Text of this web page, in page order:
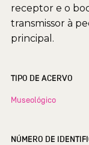
receptor e o
transmissor à
principal.
TIPO DE ACERVO
Museológico
NÚMERO DE